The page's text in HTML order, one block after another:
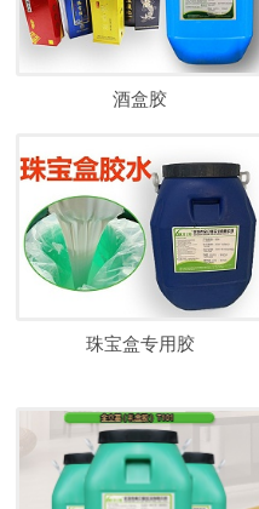
酒盒胶
珠宝盒专用胶